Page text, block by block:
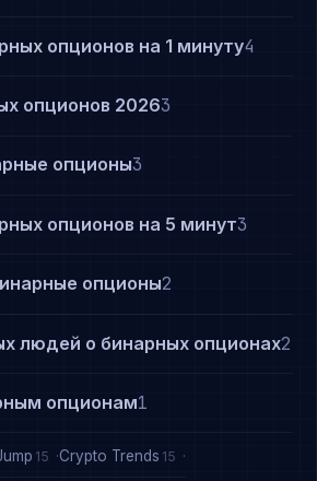
опционов на 1 минуту4
опционов 20263
опционы3
опционов на 5 минут3
опционы2
людей о бинарных опционах2
опционам1
15 Crypto Trends 15